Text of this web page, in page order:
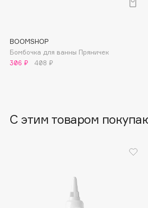
Baffy
Balmain Hair Couture
ЭКСКЛЮЗИВ
Beauty Pati
Beverly Hills Polo Club
BOOMSHOP
Бомбочка для ванны Пряничек
306 ₽
408 ₽
С этим товаром